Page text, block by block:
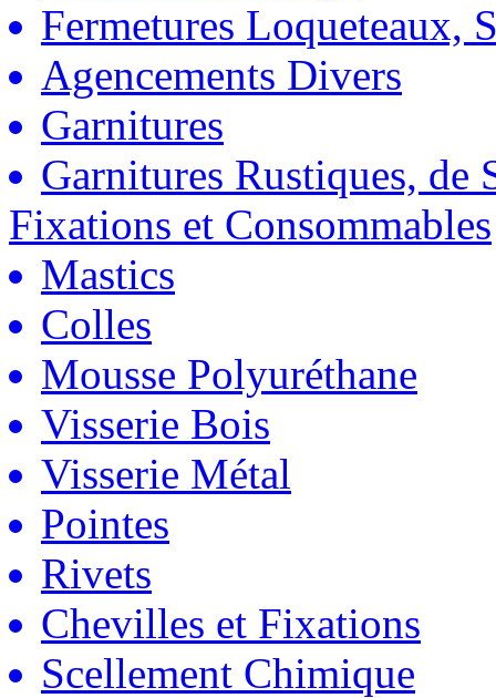
Fermetures Loqueteaux,
Agencements Divers
Garnitures
Garnitures Rustiques, de
Fixations et Consommables
Mastics
Colles
Mousse Polyuréthane
Visserie Bois
Visserie Métal
Pointes
Rivets
Chevilles et Fixations
Scellement Chimique